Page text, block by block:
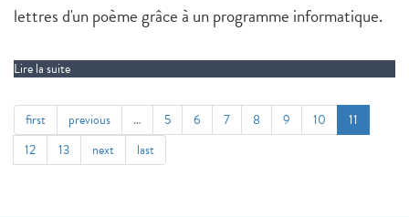
lettres d'un poème grâce à un programme informatique.
Lire la suite
first previous … 5 6 7 8 9 10
11
12
13 next last